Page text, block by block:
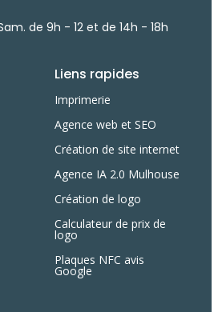
de 9h - 12 et de 14h - 18h
Liens rapides
Imprimerie
Agence web et SEO
Création de site internet
Agence IA 2.0 Mulhouse
Création de logo
Calculateur de prix de
logo
Plaques NFC avis
Google